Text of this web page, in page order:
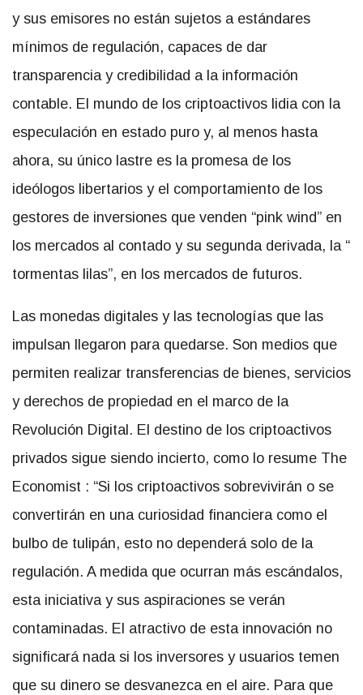
y sus emisores no están sujetos a estándares
mínimos de regulación, capaces de dar
transparencia y credibilidad a la información
contable. El mundo de los criptoactivos lidia con la
especulación en estado puro y, al menos hasta
ahora, su único lastre es la promesa de los
ideólogos libertarios y el comportamiento de los
gestores de inversiones que venden “pink wind” en
los mercados al contado y su segunda derivada, la “
tormentas lilas”, en los mercados de futuros.
Las monedas digitales y las tecnologías que las
impulsan llegaron para quedarse. Son medios que
permiten realizar transferencias de bienes, servicios
y derechos de propiedad en el marco de la
Revolución Digital. El destino de los criptoactivos
privados sigue siendo incierto, como lo resume The
Economist : “Si los criptoactivos sobrevivirán o se
convertirán en una curiosidad financiera como el
bulbo de tulipán, esto no dependerá solo de la
regulación. A medida que ocurran más escándalos,
esta iniciativa y sus aspiraciones se verán
contaminadas. El atractivo de esta innovación no
significará nada si los inversores y usuarios temen
que su dinero se desvanezca en el aire. Para que